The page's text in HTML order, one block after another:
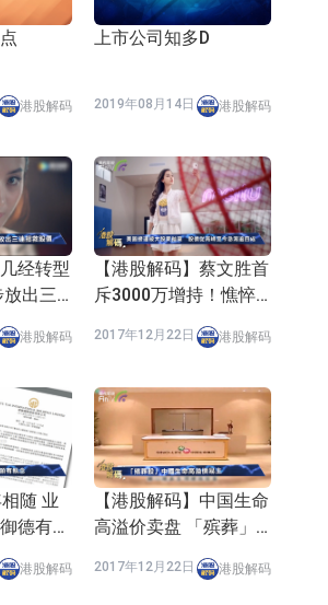
涨+64.91%
动股】焦炭Ⅲ板块下挫，陕西黑
出具警示函措施
国际：港股上市工作正常推进中
港股解码
上市公司知多D
2019年08月14日 港股解码
经转型
出三
港股解码
【港股解码】蔡文胜首
斥3000万增持！憔悴
的美图(01357-HK)终
成功「美颜」？
2017年12月22日 港股解码
业
德有何
港股解码
【港股解码】中国生命
高溢价卖盘 「殡葬」
2017年12月22日 港股解码